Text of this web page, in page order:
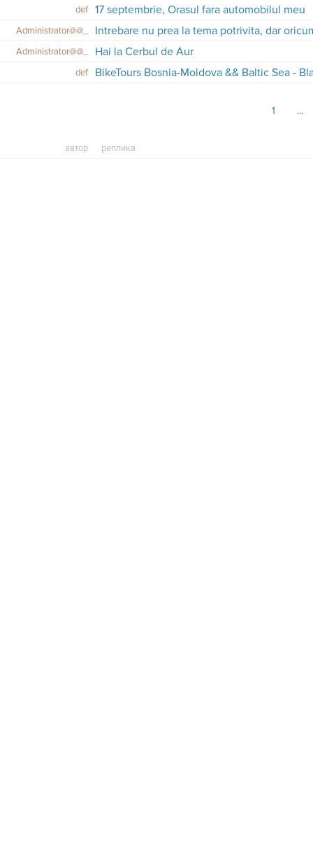
def 17 septembrie, Orasul fara automobilul meu
Administrator@@_ Intrebare nu prea la tema potrivita, dar
Administrator@@_ Hai la Cerbul de Aur
def BikeTours Bosnia-Moldova && Baltic Sea -
1
автор реплика